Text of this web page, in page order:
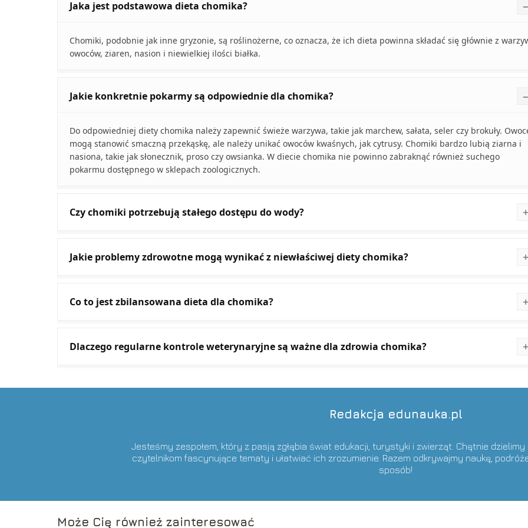
Jaka jest podstawowa dieta chomika?
Chomiki, podobnie jak inne gryzonie, są roślinożerne, co oznacza, że ich dieta powinna składać się głównie z
owoców, ziaren, nasion i niewielkiej ilości białka.
Jakie konkretnie pokarmy są odpowiednie dla chomika?
Do odpowiedniej diety chomika należy zapewnić świeże warzywa, takie jak marchew, sałata, seler czy brokuły.
mogą stanowić smaczną przekąskę, ale należy unikać owoców kwaśnych, jak cytrusy. Chomiki bardzo lubią ziarna i
nasiona, takie jak słonecznik, proso czy owsianka. W diecie chomika nie powinno zabraknąć również suchego
pokarmu dostępnego w sklepach zoologicznych.
Czy chomiki potrzebują stałego dostępu do wody?
Jakie problemy zdrowotne mogą wynikać z niewłaściwej diety chomika?
Co to jest zbilansowana dieta dla chomika?
Dlaczego regularne kontrole weterynaryjne są ważne dla zdrowia chomika?
Redakcja edunauka.pl
Jesteśmy zespołem, który z pasją zgłębia świat edukacji, turystyki i zwierząt. Chętnie
czytelnikom fascynujące tematy i ułatwiać ich zrozumienie. Razem odkrywajmy naukę,
sposób!
Może Cię również zainteresować